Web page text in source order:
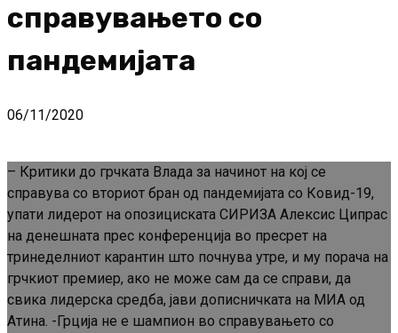
справувањето со
пандемијата
06/11/2020
– Критики до грчката Влада за начинот на кој се
справува со вториот бран од пандемијата со Ковид-19,
упати лидерот на опозициската СИРИЗА Алексис Ципрас
на денешната прес конференција во пресрет на
тринеделниот карантин што почнува утре, и му порача на
грчкиот премиер, ако не може сам да се справи, да
свика лидерска средба, јави дописничката на МИА од
Атина. -Грција не е шампион во справувањето со